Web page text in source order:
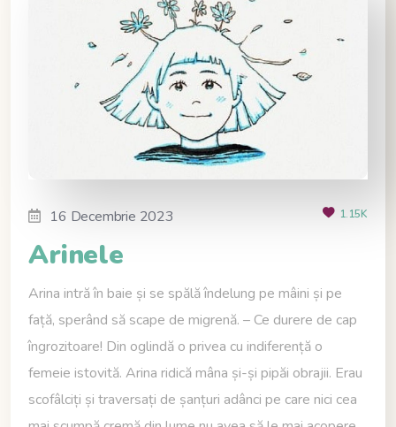
16 Decembrie 2023 1.15K
Arinele
Arina intră în baie și se spălă îndelung pe mâini și pe
față, sperând să scape de migrenă. – Ce durere de cap
îngrozitoare! Din oglindă o privea cu indiferență o
femeie istovită. Arina ridică mâna și-și pipăi obrajii. Erau
scofâlciți și traversați de șanțuri adânci pe care nici cea